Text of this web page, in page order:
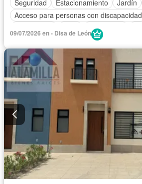
Seguridad Estacionamiento Jardín
Acceso para personas con discapacidad
Electricidad
Recámara con closet
Wifi
Completamente amueblado
09/07/2026 en - Disa de León